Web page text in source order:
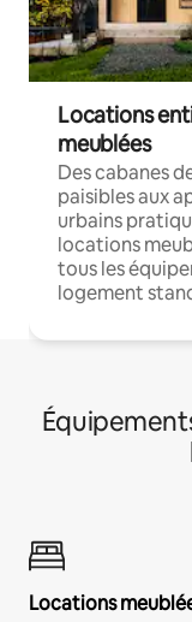
Locations
meublées
Des cabanes
paisibles aux
urbains
locations
tous les
logement
Locations